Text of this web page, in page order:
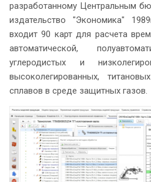
разработанному Центральным
издательство "Экономика"
входит 90 карт для расчета
автоматической,
углеродистых и
высоколегированных,
сплавов в среде защитных газов.